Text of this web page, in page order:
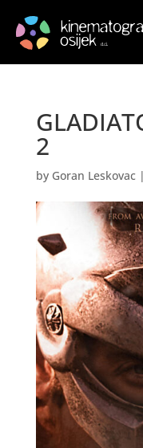
2
by Goran Leskovac|